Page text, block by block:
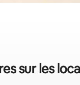
sur les